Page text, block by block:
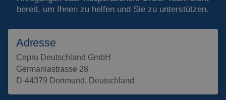
Schweissvorhäng
Schweisslamellen
Stellwände
Lamellenstreifen
Projekte
Angebot anfordern
Kontakt
bereit, um Ihnen zu helfen und Sie zu unterstützen.
Adresse
Cepro Deutschland GmbH
Germaniastrasse 28
D-44379 Dortmund, Deutschland